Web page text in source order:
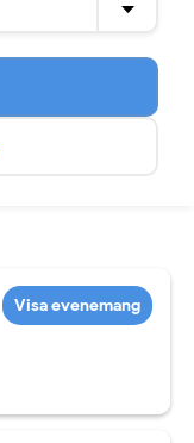
Visa evenemang